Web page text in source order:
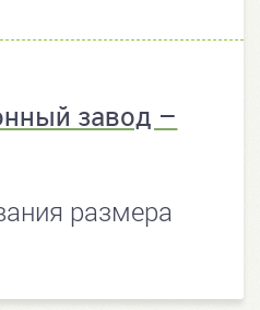
завод –
размера